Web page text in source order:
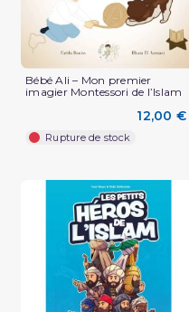
Bébé Ali – Mon premier
imagier Montessori de l’Islam
12,00 €
Rupture de stock